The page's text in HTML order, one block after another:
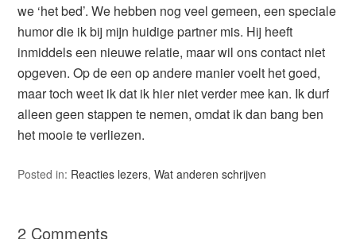
we ‘het bed’. We hebben nog veel gemeen, een speciale
humor die ik bij mijn huidige partner mis. Hij heeft
inmiddels een nieuwe relatie, maar wil ons contact niet
opgeven. Op de een op andere manier voelt het goed,
maar toch weet ik dat ik hier niet verder mee kan. Ik durf
alleen geen stappen te nemen, omdat ik dan bang ben
het mooie te verliezen.
Posted in: Reacties lezers,Wat anderen schrijven
2 Comments